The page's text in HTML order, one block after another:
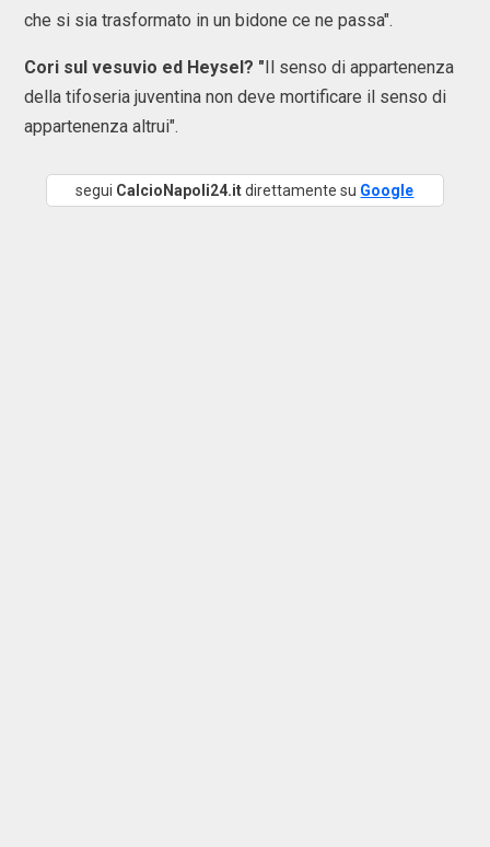
che si sia trasformato in un bidone ce ne passa".
Cori sul vesuvio ed Heysel? "Il senso di appartenenza
della tifoseria juventina non deve mortificare il senso di
appartenenza altrui".
segui CalcioNapoli24.itdirettamente su Google